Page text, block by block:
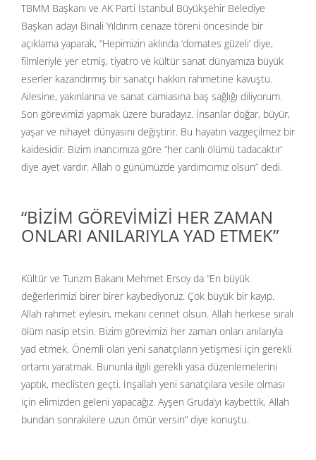
TBMM Başkanı ve AK Parti İstanbul Büyükşehir Belediye
Başkan adayı Binali Yıldırım cenaze töreni öncesinde bir
açıklama yaparak, “Hepimizin aklında ‘domates güzeli’ diye,
filmleriyle yer etmiş, tiyatro ve kültür sanat dünyamıza büyük
eserler kazandırmış bir sanatçı hakkın rahmetine kavuştu.
Ailesine, yakınlarına ve sanat camiasına baş sağlığı diliyorum.
Son görevimizi yapmak üzere buradayız. İnsanlar doğar, büyür,
yaşar ve nihayet dünyasını değiştirir. Bu hayatın vazgeçilmez bir
kaidesidir. Bizim inancımıza göre ‘‘her canlı ölümü tadacaktır’
diye ayet vardır. Allah o günümüzde yardımcımız olsun” dedi.
“BİZİM GÖREVİMİZİ HER ZAMAN
ONLARI ANILARIYLA YAD ETMEK”
Kültür ve Turizm Bakanı Mehmet Ersoy da “En büyük
değerlerimizi birer birer kaybediyoruz. Çok büyük bir kayıp.
Allah rahmet eylesin, mekanı cennet olsun. Allah herkese sıralı
ölüm nasip etsin. Bizim görevimizi her zaman onları anılarıyla
yad etmek. Önemli olan yeni sanatçıların yetişmesi için gerekli
ortamı yaratmak. Bununla ilgili gerekli yasa düzenlemelerini
yaptık, meclisten geçti. İnşallah yeni sanatçılara vesile olması
için elimizden geleni yapacağız. Ayşen Gruda’yı kaybettik, Allah
bundan sonrakilere uzun ömür versin” diye konuştu.